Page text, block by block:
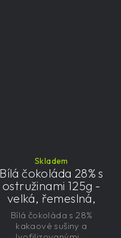
Skladem
Bílá čokoláda 28% s
ostružinami 125g -
velká, řemeslná,
exkluzivní, dárková
Bílá čokoláda s 28%
kakaové sušiny a